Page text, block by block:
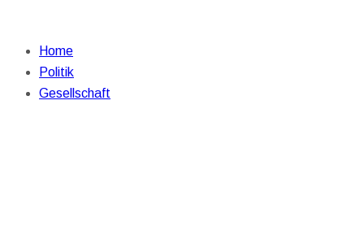
Home
Politik
Gesellschaft